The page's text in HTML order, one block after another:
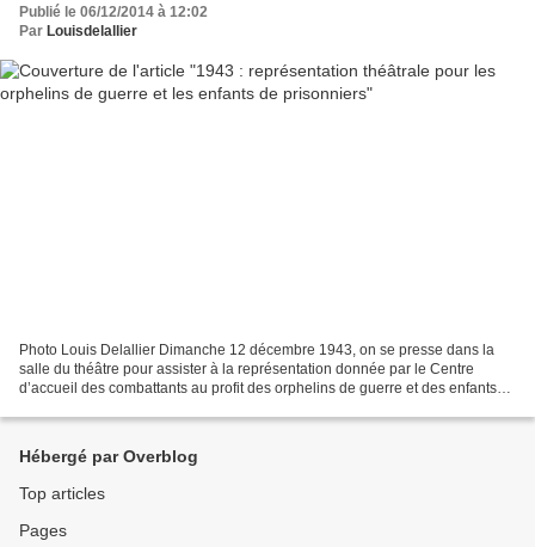
Publié le 06/12/2014 à 12:02
Par Louisdelallier
Photo Louis Delallier Dimanche 12 décembre 1943, on se presse dans la
salle du théâtre pour assister à la représentation donnée par le Centre
d’accueil des combattants au profit des orphelins de guerre et des enfants
Hébergé par Overblog
Top articles
Pages